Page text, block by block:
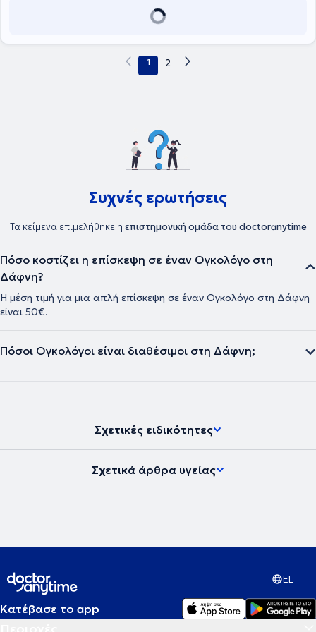
Τέλος, ο γιατρός είναι μέλος του Ιατρικού Συλλόγου Αθηνών, της
1 2
Συχνές ερωτήσεις
Τα κείμενα επιμελήθηκε η επιστημονική ομάδα του doctoranytime
Πόσο κοστίζει η επίσκεψη σε έναν Ογκολόγο στη
Δάφνη?
Η μέση τιμή για μια απλή επίσκεψη σε έναν Ογκολόγο στη Δάφνη
είναι 50€.
Πόσοι Ογκολόγοι είναι διαθέσιμοι στη Δάφνη;
Σχετικές ειδικότητες
Σχετικά άρθρα υγείας
EL
Κατέβασε το app